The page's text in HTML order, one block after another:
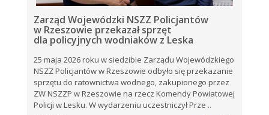
Zarząd Wojewódzki NSZZ Policjantów
w Rzeszowie przekazał sprzęt
dla policyjnych wodniaków z Leska
25 maja 2026 roku w siedzibie Zarządu Wojewódzkiego
NSZZ Policjantów w Rzeszowie odbyło się przekazanie
sprzętu do ratownictwa wodnego, zakupionego przez
ZW NSZZP w Rzeszowie na rzecz Komendy Powiatowej
Policji w Lesku. W wydarzeniu uczestniczył Prze ..